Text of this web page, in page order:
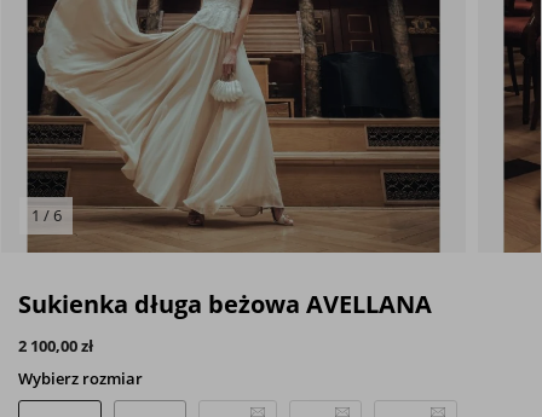
1 / 6
Sukienka długa beżowa AVELLANA
2 100,00 zł
Wybierz rozmiar